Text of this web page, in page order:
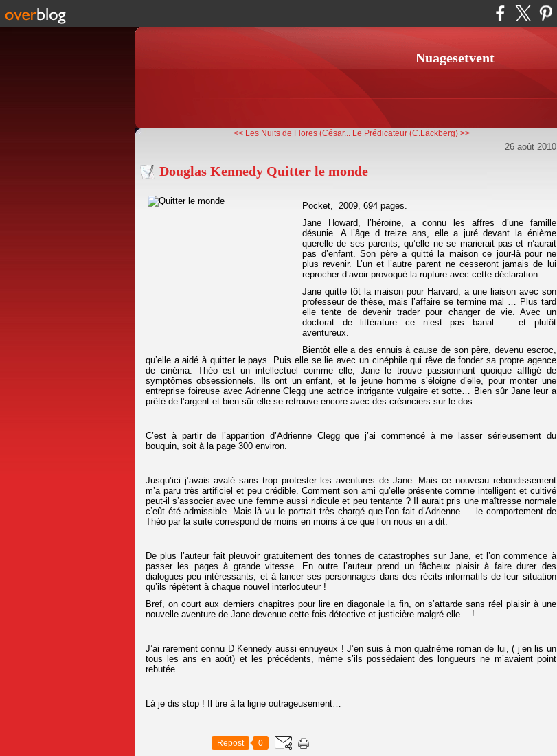
Nuagesetvent
<< Les Nuits de Flores (César... Le Prédicateur (C.Läckberg) >>
26 août 2010
Douglas Kennedy Quitter le monde
Pocket, 2009, 694 pages.
Jane Howard, l’héroïne, a connu les affres d’une famille
désunie. A l’âge d treize ans, elle a juré devant la énième
querelle de ses parents, qu’elle ne se marierait pas et n’aurait
pas d’enfant. Son père a quitté la maison ce jour-là pour ne
plus revenir. L’un et l’autre parent ne cesseront jamais de lui
reprocher d’avoir provoqué la rupture avec cette déclaration.
Jane quitte tôt la maison pour Harvard, a une liaison avec son
professeur de thèse, mais l’affaire se termine mal … Plus tard
elle tente de devenir trader pour changer de vie. Avec un
doctorat de littérature ce n’est pas banal … et plutôt
aventureux.
Bientôt elle a des ennuis à cause de son père, devenu escroc,
qu’elle a aidé à quitter le pays. Puis elle se lie avec un cinéphile qui rêve de fonder sa propre agence
de cinéma. Théo est un intellectuel comme elle, Jane le trouve passionnant quoique affligé de
symptômes obsessionnels. Ils ont un enfant, et le jeune homme s’éloigne d’elle, pour monter une
entreprise foireuse avec Adrienne Clegg une actrice intrigante vulgaire et sotte… Bien sûr Jane leur a
prêté de l’argent et bien sûr elle se retrouve encore avec des créanciers sur le dos …
C’est à partir de l’apparition d’Adrienne Clegg que j’ai commencé à me lasser sérieusement du
bouquin, soit à la page 300 environ.
Jusqu’ici j’avais avalé sans trop protester les aventures de Jane. Mais ce nouveau rebondissement
m’a paru très artificiel et peu crédible. Comment son ami qu’elle présente comme intelligent et cultivé
peut-il s’associer avec une femme aussi ridicule et peu tentante ? Il aurait pris une maîtresse normale
c’eût été admissible. Mais là vu le portrait très chargé que l’on fait d’Adrienne … le comportement de
Théo par la suite correspond de moins en moins à ce que l’on nous en a dit.
De plus l’auteur fait pleuvoir gratuitement des tonnes de catastrophes sur Jane, et l’on commence à
passer les pages à grande vitesse. En outre l’auteur prend un fâcheux plaisir à faire durer des
dialogues peu intéressants, et à lancer ses personnages dans des récits informatifs de leur situation
qu’ils répètent à chaque nouvel interlocuteur !
Bref, on court aux derniers chapitres pour lire en diagonale la fin, on s’attarde sans réel plaisir à une
nouvelle aventure de Jane devenue cette fois détective et justicière malgré elle… !
J’ai rarement connu D Kennedy aussi ennuyeux ! J’en suis à mon quatrième roman de lui, ( j’en lis un
tous les ans en août) et les précédents, même s’ils possédaient des longueurs ne m’avaient point
rebutée.
Là je dis stop ! Il tire à la ligne outrageusement…
Repost 0